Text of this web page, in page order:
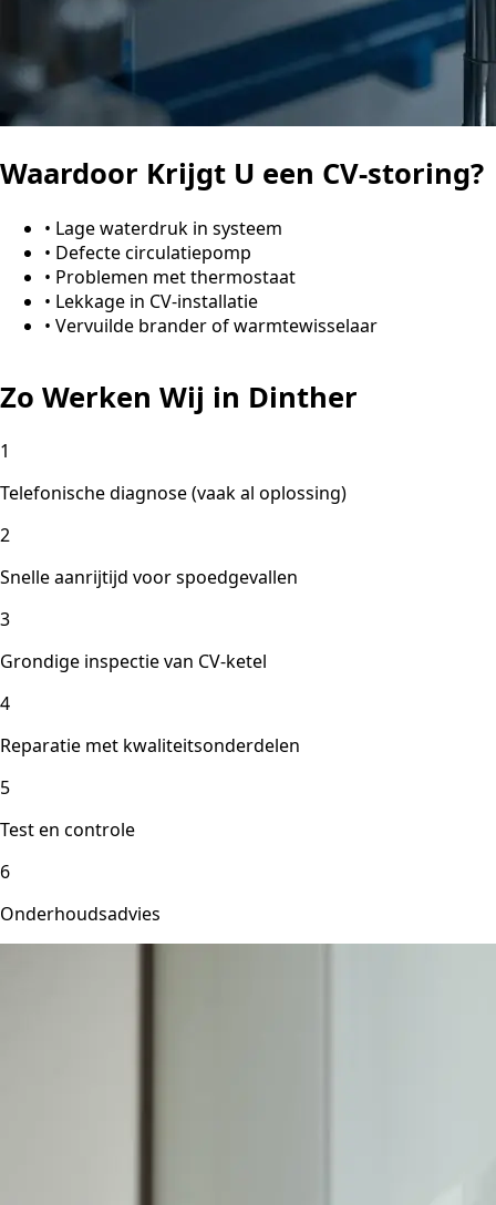
Waardoor Krijgt U een CV-storing?
• Lage waterdruk in systeem
• Defecte circulatiepomp
• Problemen met thermostaat
• Lekkage in CV-installatie
• Vervuilde brander of warmtewisselaar
Zo Werken Wij in Dinther
1
Telefonische diagnose (vaak al oplossing)
2
Snelle aanrijtijd voor spoedgevallen
3
Grondige inspectie van CV-ketel
4
Reparatie met kwaliteitsonderdelen
5
Test en controle
6
Onderhoudsadvies